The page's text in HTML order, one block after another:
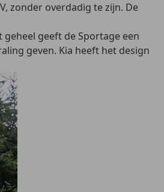
zonder overdadig te zijn. De
geeft de Sportage een
geven. Kia heeft het design